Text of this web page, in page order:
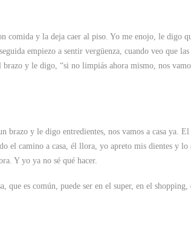
comida y la deja caer al piso. Yo me enojo, le digo
empiezo a sentir vergüenza, cuando veo que las
y le digo, “si no limpiás ahora mismo, nos
brazo y le digo entredientes, nos vamos a casa ya. El
el camino a casa, él llora, yo apreto mis dientes y lo
Y yo ya no sé qué hacer.
que es común, puede ser en el super, en el shopping,